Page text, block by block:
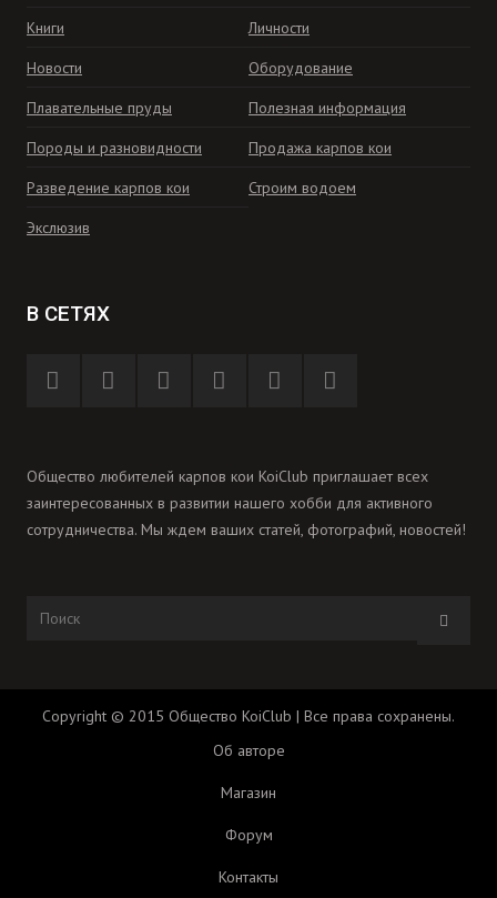
Книги
Личности
Новости
Оборудование
Плавательные пруды
Полезная информация
Породы и разновидности
Продажа карпов кои
Разведение карпов кои
Строим водоем
Экслюзив
В СЕТЯХ
Общество любителей карпов кои KoiClub приглашает всех
заинтересованных в развитии нашего хобби для активного
сотрудничества. Мы ждем ваших статей, фотографий, новостей!
Copyright © 2015 Общество KoiClub | Все права сохранены.
Об авторе
Магазин
Форум
Контакты